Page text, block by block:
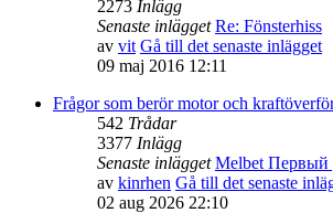
2273 Inlägg
Senaste inlägget Re: Fönsterhiss
av vit Gå till det senaste inlägget
09 maj 2016 12:11
Frågor som berör motor och
542 Trådar
3377 Inlägg
Senaste inlägget Melbet
av kinrhen Gå till det senaste
02 aug 2026 22:10